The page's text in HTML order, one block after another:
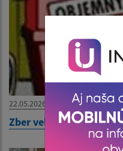
22.05.2026
Zber veľkoobjemového